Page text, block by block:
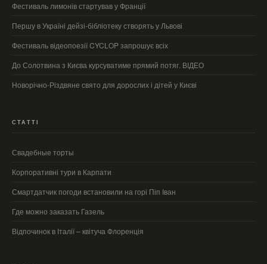
Фестиваль лимонів стартував у Франції
Першу в Україні дейзі-бібліотеку створять у Львові
Фестиваль відеопоезії CYCLOP запрошує всіх
До Солотвина з Києва курсуватиме прямий потяг. ВІДЕО
Новорічно-Різдвяне свято для дорослих і дітей у Києві
СТАТТІ
Свадебные торты
Корпоративні тури в Карпати
Смартдатчик погоди встановили на горі Піп Іван
Где можно заказать Газель
Відпочинок в Італії – квітуча Флоренція